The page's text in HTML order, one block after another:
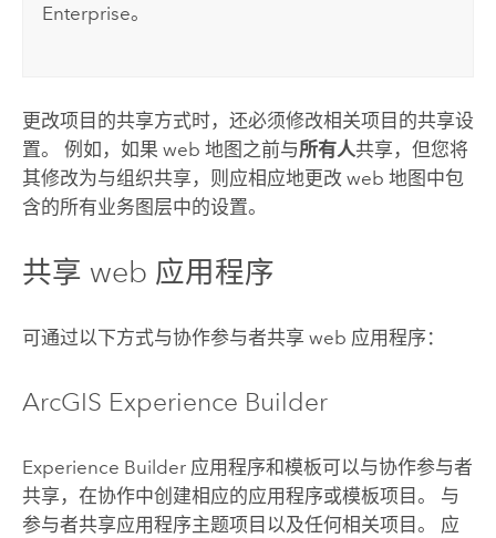
Enterprise。
更改项目的共享方式时，还必须修改相关项目的共享设
置。 例如，如果 web 地图之前与所有人共享，但您将
其修改为与组织共享，则应相应地更改 web 地图中包
含的所有业务图层中的设置。
共享 web 应用程序
可通过以下方式与协作参与者共享 web 应用程序：
ArcGIS Experience Builder
Experience Builder应用程序和模板可以与协作参与者
共享，在协作中创建相应的应用程序或模板项目。 与
参与者共享应用程序主题项目以及任何相关项目。 应